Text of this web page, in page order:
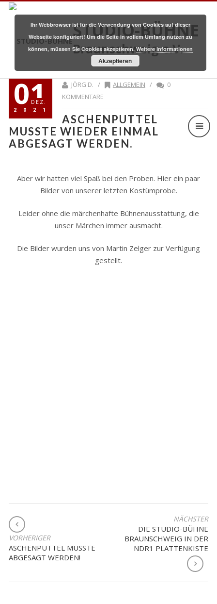
STUDIO-BÜHNE
Braunschweig e.V.
01
DEZ.
2021
JÖRG D. / ALLGEMEIN /
0
KOMMENTARE
ASCHENPUTTEL
MUSSTE WIEDER EINMAL A
BGESAGT WERDEN.
Aber wir hatten viel Spaß bei den Proben. Hier ein paar
Bilder von unserer letzten Kostümprobe.
Leider ohne die märchenhafte Bühnenausstattung, die
unser Märchen immer ausmacht.
Die Bilder wurden uns von Martin Zelger zur Verfügung
gestellt.
BEITRAGSNAVIGATION
VORHERIGER
ASCHENPUTTEL MUSSTE
ABGESAGT WERDEN!
NÄCHSTER
DIE STUDIO-BÜHNE
BRAUNSCHWEIG IN DER
NDR1 PLATTENKISTE
Ihr Webbrowser ist für die Verwendung von Cookies auf dieser
Webseite konfiguriert! Um die Seite in vollem Umfang nutzen zu
können, müssen Sie Cookies akzeptieren.Weitere Informationen
Akzeptieren